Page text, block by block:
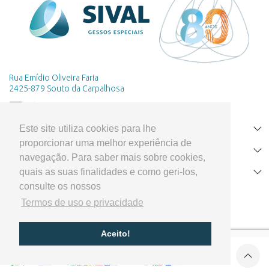
Este site utiliza cookies para lhe
proporcionar uma melhor experiência de
navegação. Para saber mais sobre cookies,
quais as suas finalidades e como geri-los,
consulte os nossos
Termos de uso e privacidade
Aceito!
Rua Emídio Oliveira Faria
2425-879 Souto da Carpalhosa
HOME
PRODUTOS
APOIO AO CLIENTE
Desenvolvido por arentia
Cofinanciado por: